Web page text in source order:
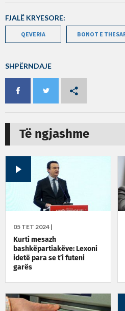
FJALË KRYESORE:
QEVERIA BONOT E
SHPËRNDAJE
Të ngjashme
05 TET 2024 |
Kurti mesazh
bashkëpartiakëve: Lexoni
idetë para se t’i futeni
garës